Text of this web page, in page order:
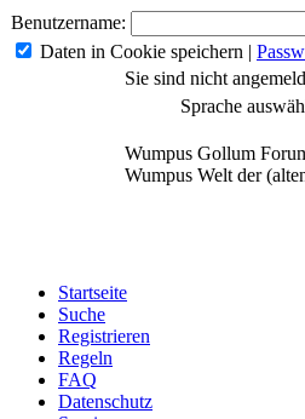
Benutzername:
Daten in Cookie speichern |
Sie sind nicht
Sprache
Wumpus Gollum
Wumpus Welt der
Startseite
Suche
Registrieren
Regeln
FAQ
Datenschutz